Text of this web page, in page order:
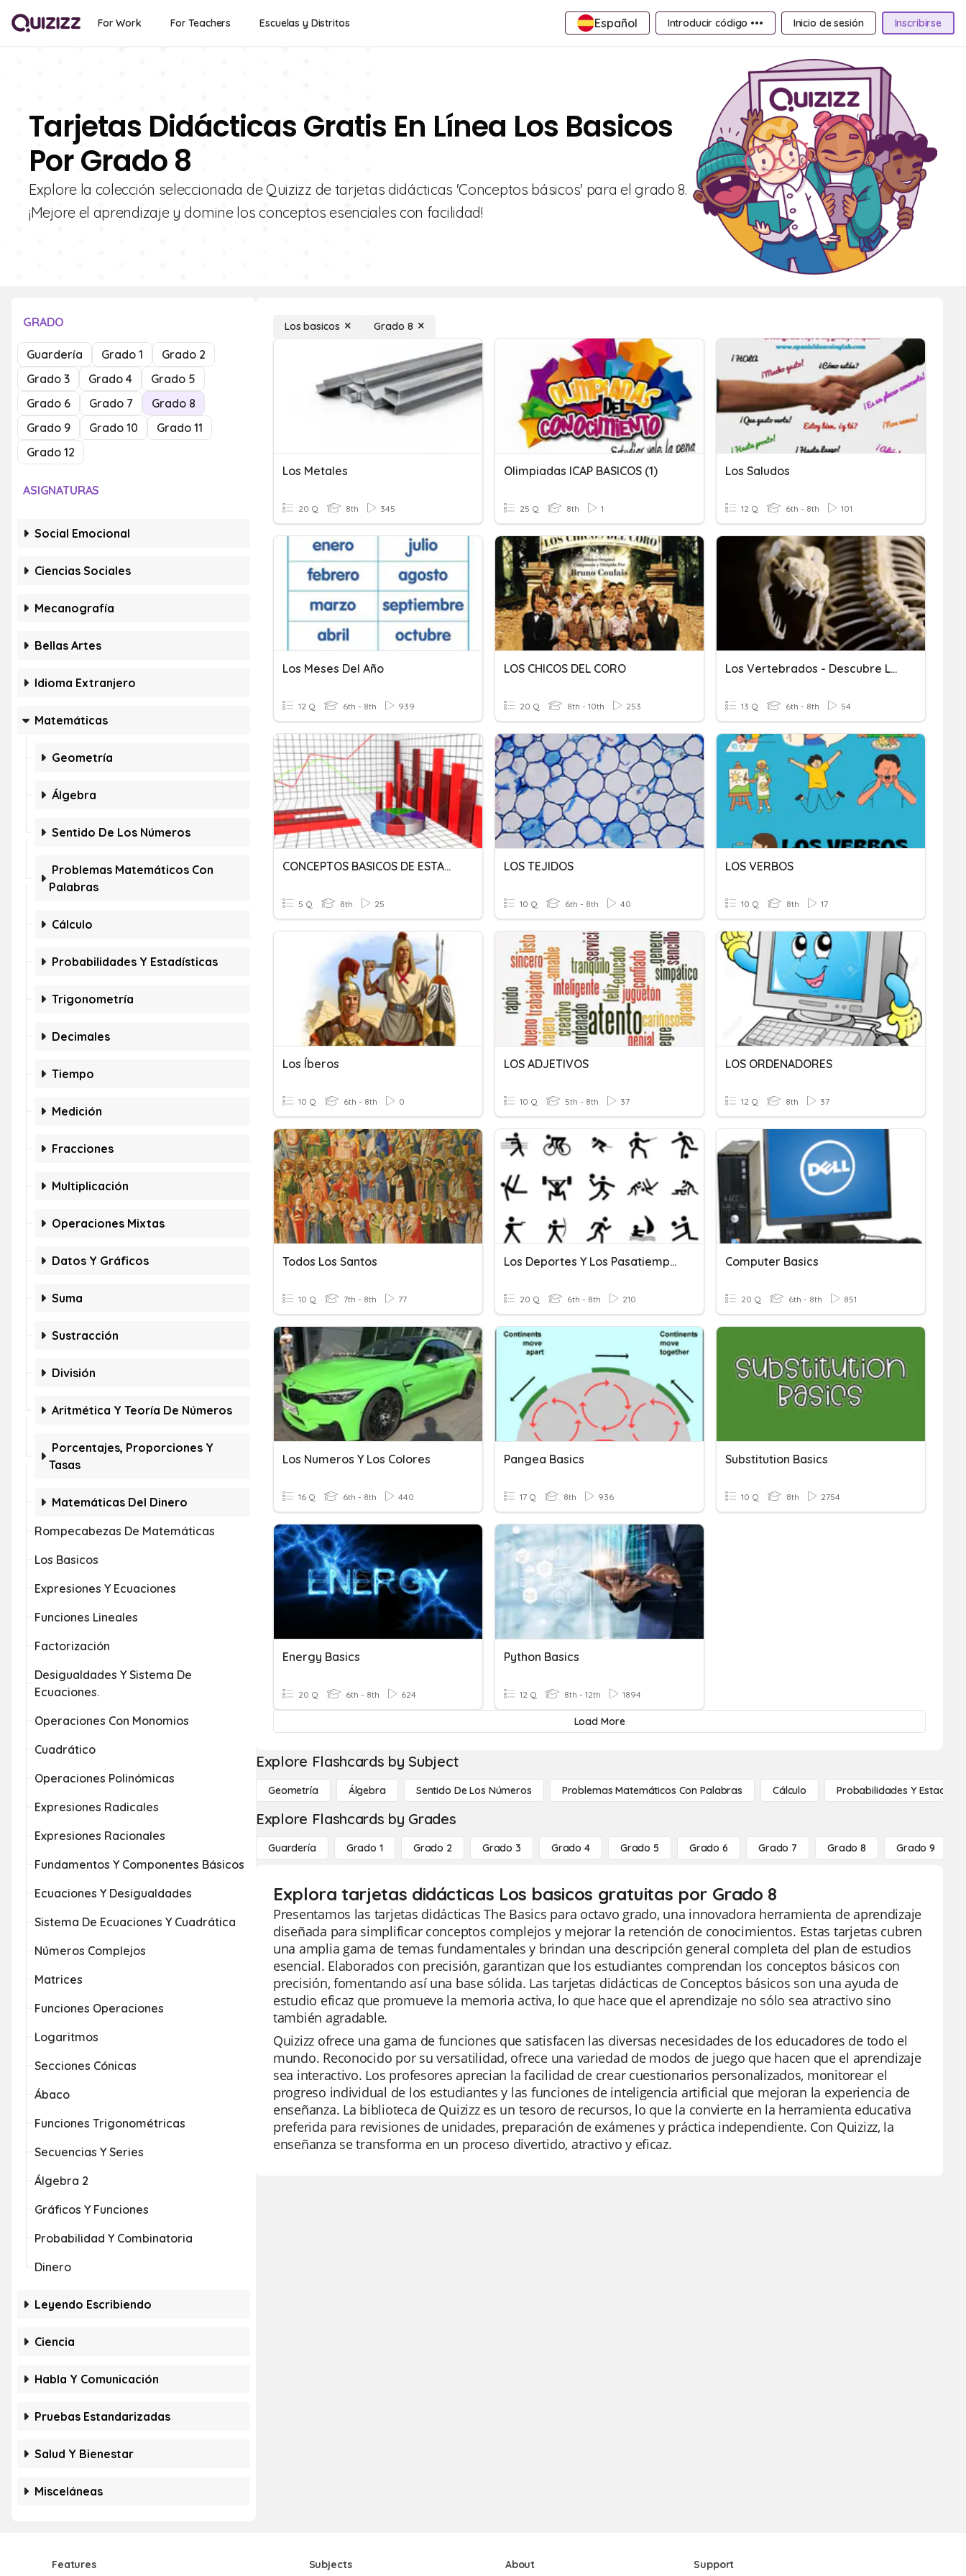
For Work For Teachers Escuelas y Distritos Español Introducir código ••• Inicio de sesión Inscribirse
Tarjetas Didácticas Gratis En Línea Los Basicos
Por Grado 8
Explore la colección seleccionada de Quizizz de tarjetas didácticas 'Conceptos básicos' para el grado 8.
¡Mejore el aprendizaje y domine los conceptos esenciales con facilidad!
GRADO
Guardería Grado 1
Grado 2
Grado 3
Grado 4
Grado 5
Grado 6
Grado 7
Grado 8
Grado 9
Grado 10
Grado 11
Grado 12
ASIGNATURAS
Social Emocional
Ciencias Sociales
Mecanografía
Bellas Artes
Idioma Extranjero
Matemáticas
Geometría
Álgebra
Sentido De Los Números
Problemas Matemáticos Con
Palabras
Cálculo
Probabilidades Y Estadísticas
Trigonometría
Decimales
Tiempo
Medición
Fracciones
Multiplicación
Operaciones Mixtas
Datos Y Gráficos
Suma
Sustracción
División
Aritmética Y Teoría De Números
Porcentajes, Proporciones Y
Tasas
Matemáticas Del Dinero
Rompecabezas De Matemáticas
Los Basicos
Expresiones Y Ecuaciones
Funciones Lineales
Factorización
Desigualdades Y Sistema De
Ecuaciones.
Operaciones Con Monomios
Cuadrático
Operaciones Polinómicas
Expresiones Radicales
Expresiones Racionales
Fundamentos Y Componentes Básicos
Ecuaciones Y Desigualdades
Sistema De Ecuaciones Y Cuadrática
Números Complejos
Matrices
Funciones Operaciones
Logaritmos
Secciones Cónicas
Ábaco
Funciones Trigonométricas
Secuencias Y Series
Álgebra 2
Gráficos Y Funciones
Probabilidad Y Combinatoria
Dinero
Leyendo Escribiendo
Ciencia
Habla Y Comunicación
Pruebas Estandarizadas
Salud Y Bienestar
Misceláneas
Los basicos Grado 8
Los Metales
20 Q 8th 345
Olimpiadas ICAP BASICOS (1)
25 Q 8th 1
Los Saludos
12 Q 6th - 8th 101
Los Meses Del Año
12 Q 6th - 8th 939
LOS CHICOS DEL CORO
20 Q 8th - 10th 253
Los Vertebrados - Descubre Los Animales
13 Q 6th - 8th 54
CONCEPTOS BASICOS DE ESTADISTICA
5 Q 8th 25
LOS TEJIDOS
10 Q 6th - 8th 40
LOS VERBOS
10 Q 8th 17
Los Íberos
10 Q 6th - 8th 0
LOS ADJETIVOS
10 Q 5th - 8th 37
LOS ORDENADORES
12 Q 8th 37
Todos Los Santos
10 Q 7th - 8th 77
Los Deportes Y Los Pasatiempos
20 Q 6th - 8th 210
Computer Basics
20 Q 6th - 8th 851
Los Numeros Y Los Colores
16 Q 6th - 8th 440
Pangea Basics
17 Q 8th 936
Substitution Basics
10 Q 8th 2754
Energy Basics
20 Q 6th - 8th 624
Python Basics
12 Q 8th - 12th 1894
Load More
Explore Flashcards by Subject
Geometría Álgebra Sentido De Los Números Problemas Matemáticos Con Palabras Cálculo Probabilidades Y
Explore Flashcards by Grades
Guardería Grado 1 Grado 2 Grado 3 Grado 4 Grado 5 Grado 6 Grado 7 Grado 8 Grado 9
Explora tarjetas didácticas Los basicos gratuitas por Grado 8
Presentamos las tarjetas didácticas The Basics para octavo grado, una innovadora herramienta de aprendizaje
diseñada para simplificar conceptos complejos y mejorar la retención de conocimientos. Estas tarjetas cubren
una amplia gama de temas fundamentales y brindan una descripción general completa del plan de estudios
esencial. Elaborados con precisión, garantizan que los estudiantes comprendan los conceptos básicos con
precisión, fomentando así una base sólida. Las tarjetas didácticas de Conceptos básicos son una ayuda de
estudio eficaz que promueve la memoria activa, lo que hace que el aprendizaje no sólo sea atractivo sino
también agradable.
Quizizz ofrece una gama de funciones que satisfacen las diversas necesidades de los educadores de todo el
mundo. Reconocido por su versatilidad, ofrece una variedad de modos de juego que hacen que el aprendizaje
sea interactivo. Los profesores aprecian la facilidad de crear cuestionarios personalizados, monitorear el
progreso individual de los estudiantes y las funciones de inteligencia artificial que mejoran la experiencia de
enseñanza. La biblioteca de Quizizz es un tesoro de recursos, lo que la convierte en la herramienta educativa
preferida para revisiones de unidades, preparación de exámenes y práctica independiente. Con Quizizz, la
enseñanza se transforma en un proceso divertido, atractivo y eficaz.
Features Subjects About Support